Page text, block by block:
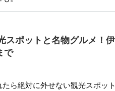
スポットと名物グルメ！
で
ら絶対に外せない観光スポッ